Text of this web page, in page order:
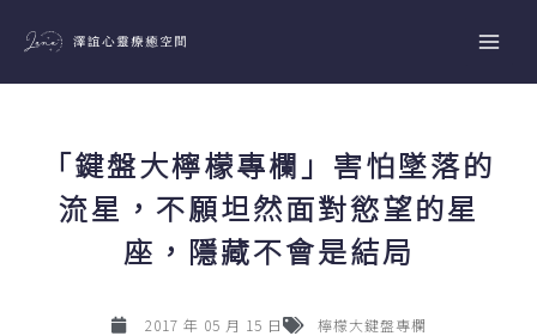
主
「鍵盤大檸檬專欄」害怕墜落的
流星，不願坦然面對慾望的星
座，隱藏不會是結局
2017 年 05 月 15 日 檸檬大鍵盤專欄